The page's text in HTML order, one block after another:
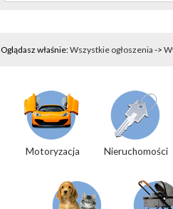
Oglądasz właśnie:Wszystkie ogłoszenia ->
Motoryzacja Nieruchomości